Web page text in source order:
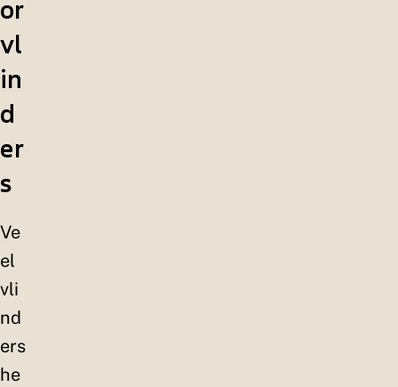
or
vl
in
d
er
s
Ve
el
vli
nd
ers
he